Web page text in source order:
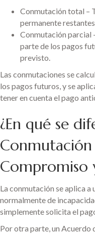
Conmutación total –
permanente
Conmutación parcial
parte de los pagos
previsto.
Las conmutaciones se
los pagos futuros, y se
tener en cuenta el pago
¿En qué se
Compromiso
La conmutación se aplica
normalmente de
simplemente solicita el
Por otra parte, un Acuerdo